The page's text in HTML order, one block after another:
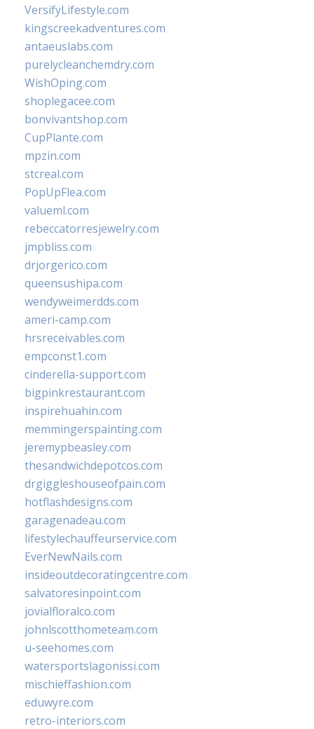
VersifyLifestyle.com
kingscreekadventures.com
antaeuslabs.com
purelycleanchemdry.com
WishOping.com
shoplegacee.com
bonvivantshop.com
CupPlante.com
mpzin.com
stcreal.com
PopUpFlea.com
valueml.com
rebeccatorresjewelry.com
jmpbliss.com
drjorgerico.com
queensushipa.com
wendyweimerdds.com
ameri-camp.com
hrsreceivables.com
empconst1.com
cinderella-support.com
bigpinkrestaurant.com
inspirehuahin.com
memmingerspainting.com
jeremypbeasley.com
thesandwichdepotcos.com
drgiggleshouseofpain.com
hotflashdesigns.com
garagenadeau.com
lifestylechauffeurservice.com
EverNewNails.com
insideoutdecoratingcentre.com
salvatoresinpoint.com
jovialfloralco.com
johnlscotthometeam.com
u-seehomes.com
watersportslagonissi.com
mischieffashion.com
eduwyre.com
retro-interiors.com